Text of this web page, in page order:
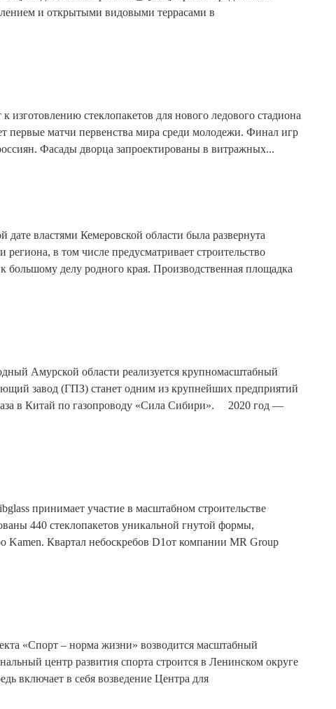
и открытыми видовыми террасами в
изготовлению стеклопакетов для нового ледового стадиона
первые матчи первенства мира среди молодежи. Финал игр
Фасады дворца запроектированы в витражных...
властями Кемеровской области была развернута
в том числе предусматривает строительство
делу родного края. Производственная площадка
Амурской области реализуется крупномасштабный
завод (ГПЗ) станет одним из крупнейших предприятий
в Китай по газопроводу «Сила Сибири». ⠀ 2020 год —
принимает участие в масштабном строительстве
440 стеклопакетов уникальной гнутой формы,
Kamen. Квартал небоскребов D1от компании MR Group
«Спорт – норма жизни» возводится масштабный
центр развития спорта строится в Ленинском округе
включает в себя возведение Центра для